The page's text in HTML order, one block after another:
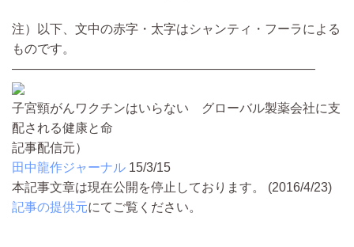
注）以下、文中の赤字・太字はシャンティ・フーラによる
ものです。
――――――――――――――――――――――――
子宮頸がんワクチンはいらない グローバル製薬会社に支
配される健康と命
記事配信元）
田中龍作ジャーナル 15/3/15
本記事文章は現在公開を停止しております。 (2016/4/23)
記事の提供元にてご覧ください。